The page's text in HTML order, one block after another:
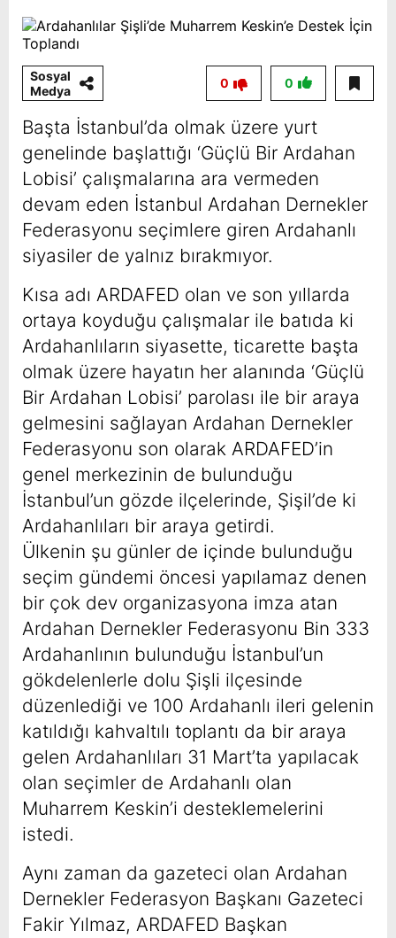
Sosyal
Medya
0
0
Başta İstanbul’da olmak üzere yurt
genelinde başlattığı ‘Güçlü Bir Ardahan
Lobisi’ çalışmalarına ara vermeden
devam eden İstanbul Ardahan Dernekler
Federasyonu seçimlere giren Ardahanlı
siyasiler de yalnız bırakmıyor.
Kısa adı ARDAFED olan ve son yıllarda
ortaya koyduğu çalışmalar ile batıda ki
Ardahanlıların siyasette, ticarette başta
olmak üzere hayatın her alanında ‘Güçlü
Bir Ardahan Lobisi’ parolası ile bir araya
gelmesini sağlayan Ardahan Dernekler
Federasyonu son olarak ARDAFED’in
genel merkezinin de bulunduğu
İstanbul’un gözde ilçelerinde, Şişil’de ki
Ardahanlıları bir araya getirdi.
Ülkenin şu günler de içinde bulunduğu
seçim gündemi öncesi yapılamaz denen
bir çok dev organizasyona imza atan
Ardahan Dernekler Federasyonu Bin 333
Ardahanlının bulunduğu İstanbul’un
gökdelenlerle dolu Şişli ilçesinde
düzenlediği ve 100 Ardahanlı ileri gelenin
katıldığı kahvaltılı toplantı da bir araya
gelen Ardahanlıları 31 Mart’ta yapılacak
olan seçimler de Ardahanlı olan
Muharrem Keskin’i desteklemelerini
istedi.
Aynı zaman da gazeteci olan Ardahan
Dernekler Federasyon Başkanı Gazeteci
Fakir Yılmaz, ARDAFED Başkan